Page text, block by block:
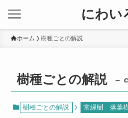
にわい
ホーム 樹種ごとの解説
樹種ごとの解説 –
樹種ごとの解説 常緑樹 落葉